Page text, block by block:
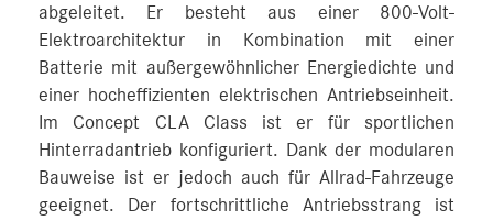
abgeleitet. Er besteht aus einer 800-Volt-
Elektroarchitektur in Kombination mit einer
Batterie mit außergewöhnlicher Energiedichte und
einer hocheffizienten elektrischen Antriebseinheit.
Im Concept CLA Class ist er für sportlichen
Hinterradantrieb konfiguriert. Dank der modularen
Bauweise ist er jedoch auch für Allrad-Fahrzeuge
geeignet. Der fortschrittliche Antriebsstrang ist